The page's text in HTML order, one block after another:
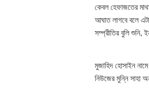
কেবল হেফাজতের
আঘাত লাগবে বলে
সম্প্রীতির বুলি
মুজাহিদ হোসাইন
নিউজের মুন্নি সাহা